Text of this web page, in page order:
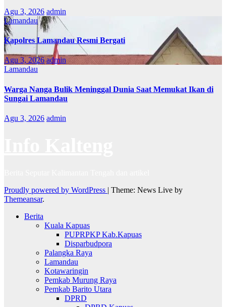
Agu 3, 2026 admin
Lamandau
Kapolres Lamandau Resmi Bergati
Agu 3, 2026 admin
Lamandau
Warga Nanga Bulik Meninggal Dunia Saat Memukat Ikan di
Sungai Lamandau
Agu 3, 2026 admin
Proudly powered by WordPress | Theme: News Live by
Themeansar.
Berita
Kuala Kapuas
PUPRPKP Kab.Kapuas
Disparbudpora
Palangka Raya
Lamandau
Kotawaringin
Pemkab Murung Raya
Pemkab Barito Utara
DPRD